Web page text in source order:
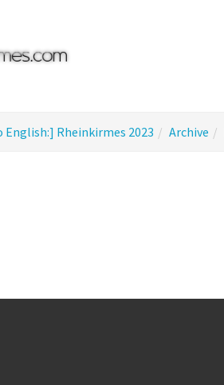
Rheinkirmes 2023 Archive